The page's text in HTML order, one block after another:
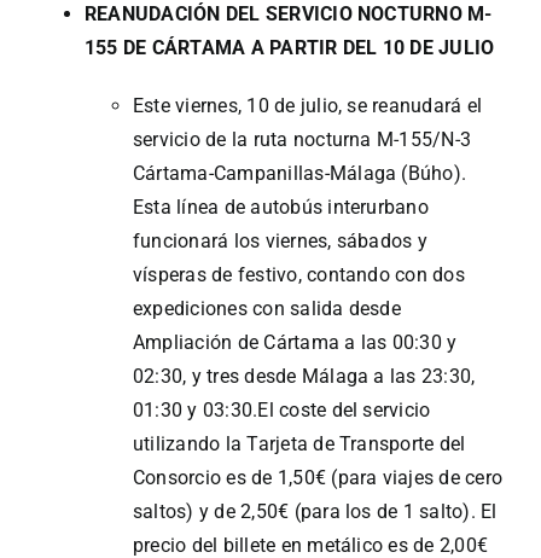
REANUDACIÓN DEL SERVICIO NOCTURNO M-
155 DE CÁRTAMA A PARTIR DEL 10 DE JULIO
Este viernes, 10 de julio, se reanudará el
servicio de la ruta nocturna M-155/N-3
Cártama-Campanillas-Málaga (Búho).
Esta línea de autobús interurbano
funcionará los viernes, sábados y
vísperas de festivo, contando con dos
expediciones con salida desde
Ampliación de Cártama a las 00:30 y
02:30, y tres desde Málaga a las 23:30,
01:30 y 03:30.El coste del servicio
utilizando la Tarjeta de Transporte del
Consorcio es de 1,50€ (para viajes de cero
saltos) y de 2,50€ (para los de 1 salto). El
precio del billete en metálico es de 2,00€